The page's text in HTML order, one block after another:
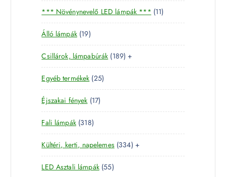
r
m
k
r
é
*** Növénynevelő LED lámpák *** 111
1
e
m
k
Álló lámpák 191
9
t
e
r
m
é
k
Csillárok, lámpabúrák 1891
8
t
r
é
k
+
Egyéb termékek 252
5
e
m
é
k
Éjszakai fények 171
7
e
r
m
é
Fali lámpák 3183
1
8
t
e
Kültéri, kerti, napelemes 3343
3
+
LED Asztali lámpák 555